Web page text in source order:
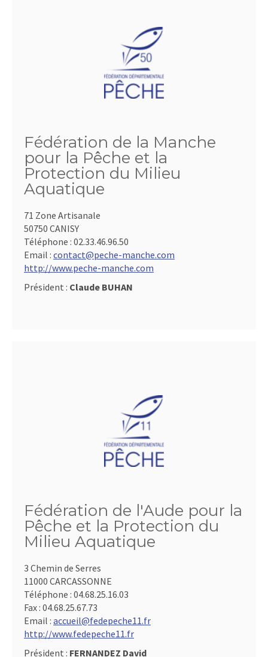
Fédération de la Manche
pour la Pêche et la
Protection du Milieu
Aquatique
71 Zone Artisanale
50750 CANISY
Téléphone : 02.33.46.96.50
Email : contact@peche-manche.com
http://www.peche-manche.com
Président : Claude BUHAN
Fédération de l'Aude pour la
Pêche et la Protection du
Milieu Aquatique
3 Chemin de Serres
11000 CARCASSONNE
Téléphone : 04.68.25.16.03
Fax : 04.68.25.67.73
Email : accueil@fedepeche11.fr
http://www.fedepeche11.fr
Président : FERNANDEZ David